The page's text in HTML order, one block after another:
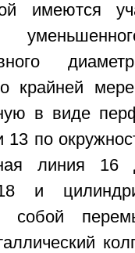
имеются
крайней
в виде
13 по
линия 16
и
собой